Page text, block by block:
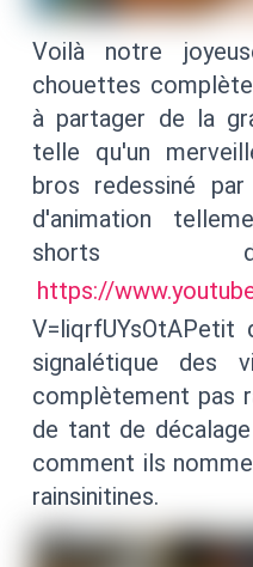
Voilà notre
chouettes
à partager de la
telle qu'un
bros redessiné
d'animation
shorts
https://
signalétique des
complètement pas
de tant de
comment ils
rainsinitines.